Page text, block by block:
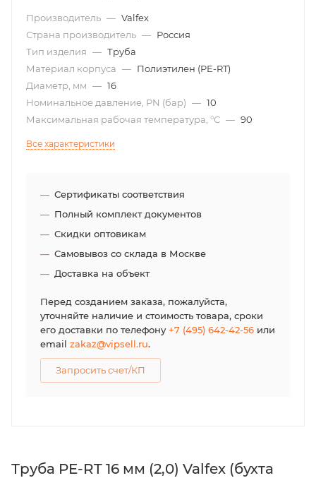
Производитель — Valfex
Страна производитель — Россия
Тип изделия — Труба
Материал корпуса — Полиэтилен (PE-RT)
Диаметр, мм — 16
Номинальное давление, PN (бар) — 10
Максимальная рабочая температура, °С — 90
Все характеристики
Сертификаты соответствия
Полный комплект документов
Скидки оптовикам
Самовывоз со склада в Москве
Доставка на объект
Перед созданием заказа, пожалуйста,
уточняйте наличие и стоимость товара, сроки
его доставки по телефону+7 (495) 642-42-56 или
email zakaz@vipsell.ru.
Запросить счет/КП
Труба PE-RT 16 мм (2,0) Valfex (бухта